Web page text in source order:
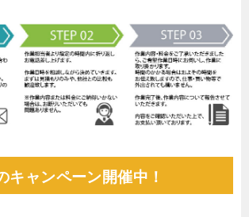
キャンペーン開催中！